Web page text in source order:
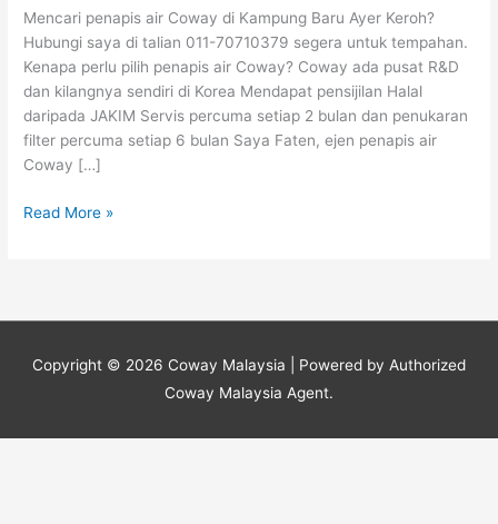
Mencari penapis air Coway di Kampung Baru Ayer Keroh?
Hubungi saya di talian 011-70710379 segera untuk tempahan.
Kenapa perlu pilih penapis air Coway? Coway ada pusat R&D
dan kilangnya sendiri di Korea Mendapat pensijilan Halal
daripada JAKIM Servis percuma setiap 2 bulan dan penukaran
filter percuma setiap 6 bulan Saya Faten, ejen penapis air
Coway […]
Baru
Ayer
Keroh
Read More »
Copyright © 2026 Coway Malaysia | Powered by Authorized
Coway Malaysia Agent.